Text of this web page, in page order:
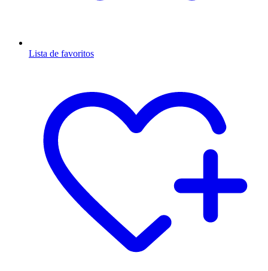
Lista de favoritos